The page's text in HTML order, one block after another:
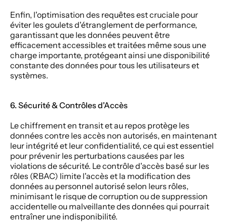
Enfin, l'optimisation des requêtes est cruciale pour
éviter les goulets d'étranglement de performance,
garantissant que les données peuvent être
efficacement accessibles et traitées même sous une
charge importante, protégeant ainsi une disponibilité
constante des données pour tous les utilisateurs et
systèmes.
6. Sécurité & Contrôles d'Accès
Le chiffrement en transit et au repos protège les
données contre les accès non autorisés, en maintenant
leur intégrité et leur confidentialité, ce qui est essentiel
pour prévenir les perturbations causées par les
violations de sécurité. Le contrôle d'accès basé sur les
rôles (RBAC) limite l'accès et la modification des
données au personnel autorisé selon leurs rôles,
minimisant le risque de corruption ou de suppression
accidentelle ou malveillante des données qui pourrait
entraîner une indisponibilité.